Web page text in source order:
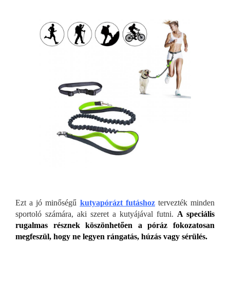
Ezt a jó minőségű kutyapórázt futáshoztervezték minden
sportoló számára, aki szeret a kutyájával futni. A speciális
rugalmas résznek köszönhetően a póráz fokozatosan
megfeszül, hogy ne legyen rángatás, húzás vagy sérülés.